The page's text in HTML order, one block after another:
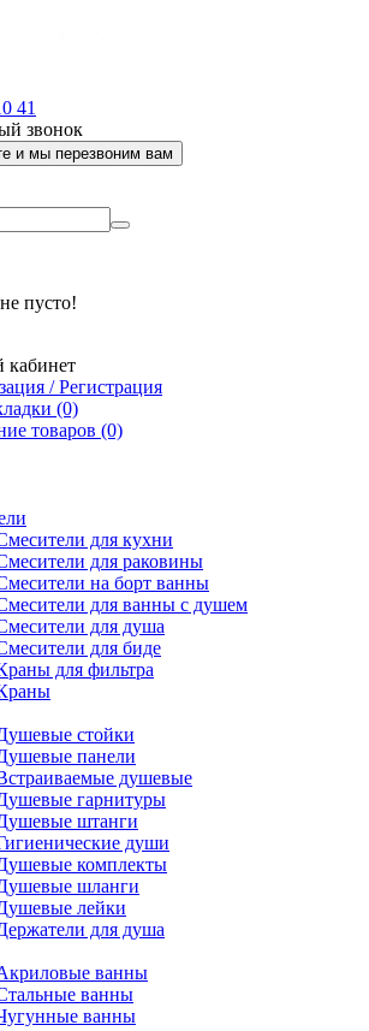
41
звонок
и мы перезвоним вам
пусто!
/ Регистрация
(0)
товаров (0)
для кухни
для раковины
на борт ванны
для ванны с душем
для душа
для биде
для фильтра
стойки
панели
душевые
гарнитуры
штанги
души
комплекты
шланги
лейки
для душа
ванны
ванны
ванны